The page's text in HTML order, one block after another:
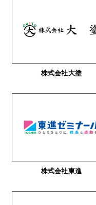
株式会社大塗
株式会社東進